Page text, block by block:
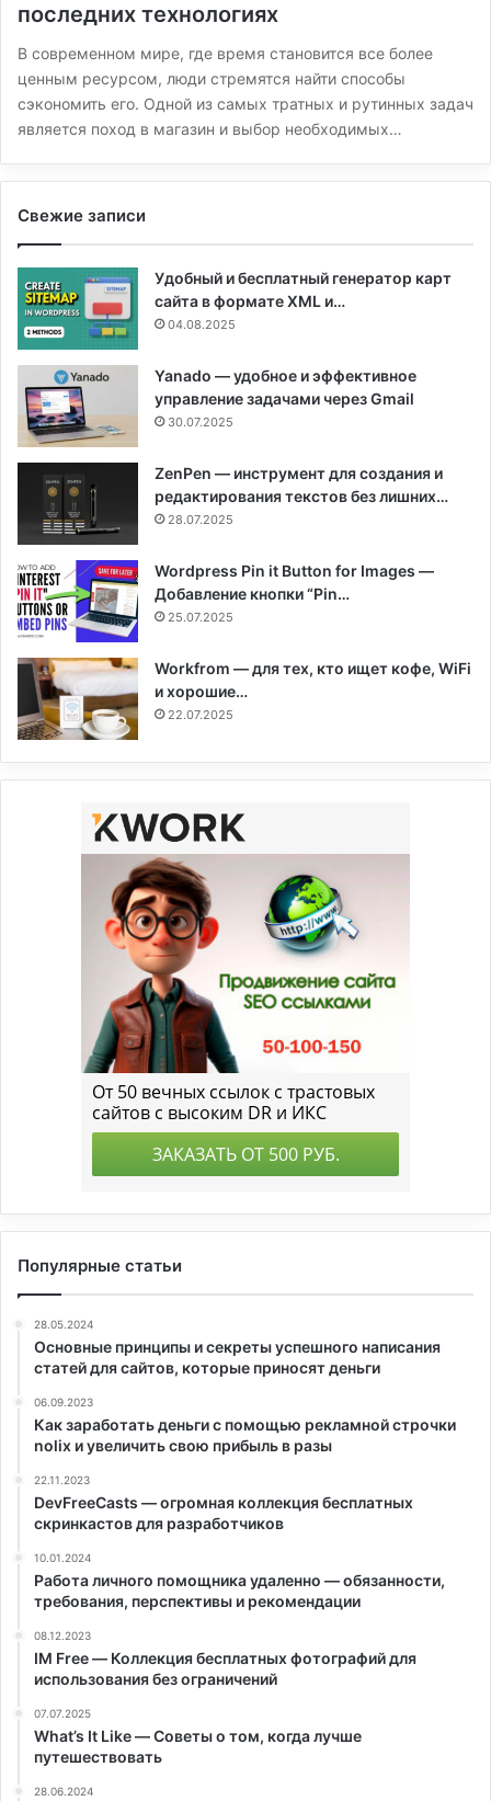
последних технологиях
В современном мире, где время становится все более
ценным ресурсом, люди стремятся найти способы
сэкономить его. Одной из самых тратных и рутинных задач
является поход в магазин и выбор необходимых…
Свежие записи
Удобный и бесплатный генератор карт
сайта в формате XML и…
04.08.2025
Yanado — удобное и эффективное
управление задачами через Gmail
30.07.2025
ZenPen — инструмент для создания и
редактирования текстов без лишних…
28.07.2025
Wordpress Pin it Button for Images —
Добавление кнопки “Pin…
25.07.2025
Workfrom — для тех, кто ищет кофе, WiFi
и хорошие…
22.07.2025
Популярные статьи
28.05.2024
Основные принципы и секреты успешного написания
статей для сайтов, которые приносят деньги
06.09.2023
Как заработать деньги с помощью рекламной строчки
nolix и увеличить свою прибыль в разы
22.11.2023
DevFreeCasts — огромная коллекция бесплатных
скринкастов для разработчиков
10.01.2024
Работа личного помощника удаленно — обязанности,
требования, перспективы и рекомендации
08.12.2023
IM Free — Коллекция бесплатных фотографий для
использования без ограничений
07.07.2025
What’s It Like — Советы о том, когда лучше
путешествовать
28.06.2024